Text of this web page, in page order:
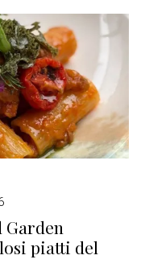
Garden
piatti del